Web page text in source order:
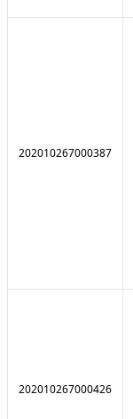
202010267000387
202010267000426